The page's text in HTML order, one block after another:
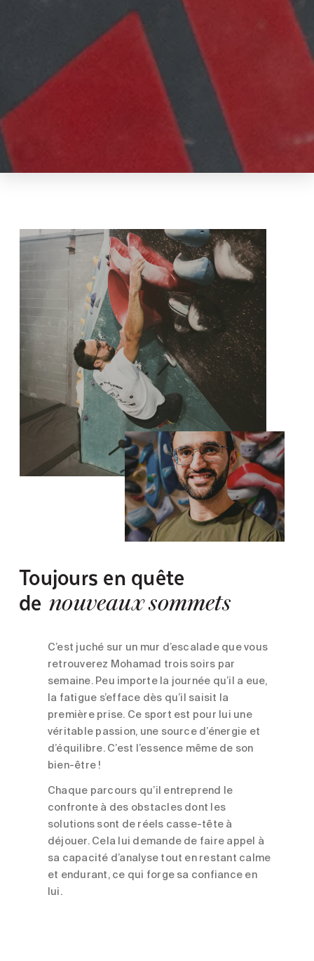
Toujours en quête
de nouveaux sommets
C’est juché sur un mur d’escalade que vous
retrouverez Mohamad trois soirs par
semaine. Peu importe la journée qu’il a eue,
la fatigue s’efface dès qu’il saisit la
première prise. Ce sport est pour lui une
véritable passion, une source d’énergie et
d’équilibre. C’est l’essence même de son
bien-être !
Chaque parcours qu’il entreprend le
confronte à des obstacles dont les
solutions sont de réels casse-tête à
déjouer. Cela lui demande de faire appel à
sa capacité d’analyse tout en restant calme
et endurant, ce qui forge sa confiance en
lui.